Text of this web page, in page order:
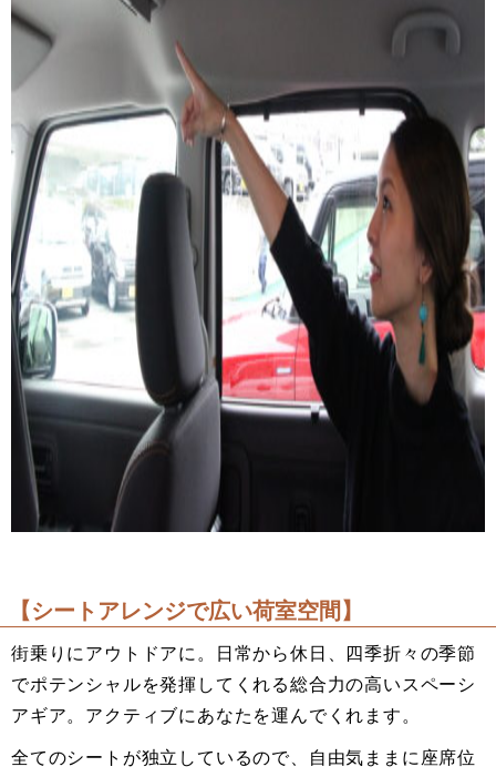
【シートアレンジで広い荷室空間】
街乗りにアウトドアに。日常から休日、四季折々の季節
でポテンシャルを発揮してくれる総合力の高いスペーシ
アギア。アクティブにあなたを運んでくれます。
全てのシートが独立しているので、自由気ままに座席位